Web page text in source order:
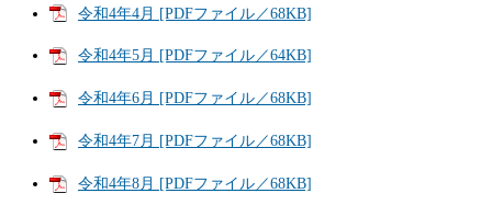
令和4年4月 [PDFファイル／68KB]
令和4年5月 [PDFファイル／64KB]
令和4年6月 [PDFファイル／68KB]
令和4年7月 [PDFファイル／68KB]
令和4年8月 [PDFファイル／68KB]